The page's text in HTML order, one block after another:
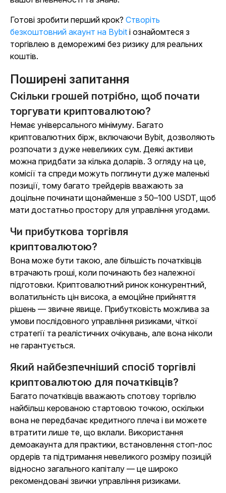
Готові зробити перший крок? Створіть
безкоштовний акаунт на Bybit і ознайомтеся з
торгівлею в деморежимі без ризику для реальних
коштів.
Поширені запитання
Скільки грошей потрібно, щоб почати
торгувати криптовалютою?
Немає універсального мінімуму. Багато
криптовалютних бірж, включаючи Bybit, дозволяють
розпочати з дуже невеликих сум. Деякі активи
можна придбати за кілька доларів. З огляду на це,
комісії та спреди можуть поглинути дуже маленькі
позиції, тому багато трейдерів вважають за
доцільне починати щонайменше з 50–100 USDT, щоб
мати достатньо простору для управління угодами.
Чи прибуткова торгівля
криптовалютою?
Вона може бути такою, але більшість початківців
втрачають гроші, коли починають без належної
підготовки. Криптовалютний ринок конкурентний,
волатильність цін висока, а емоційне прийняття
рішень — звичне явище. Прибутковість можлива за
умови послідовного управління ризиками, чіткої
стратегії та реалістичних очікувань, але вона ніколи
не гарантується.
Який найбезпечніший спосіб торгівлі
криптовалютою для початківців?
Багато початківців вважають спотову торгівлю
найбільш керованою стартовою точкою, оскільки
вона не передбачає кредитного плеча і ви можете
втратити лише те, що вклали. Використання
демоакаунта для практики, встановлення стоп-лос
ордерів та підтримання невеликого розміру позицій
відносно загального капіталу — це широко
рекомендовані звички управління ризиками.